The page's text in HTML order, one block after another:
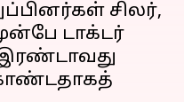
சிலர்,
டாக்டர்